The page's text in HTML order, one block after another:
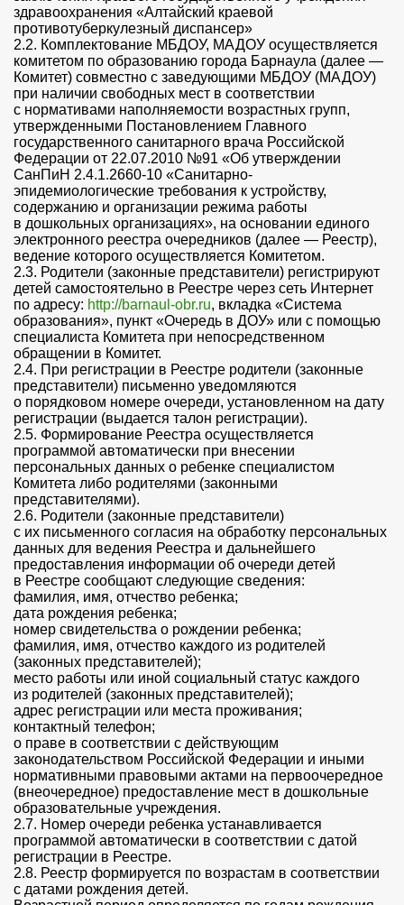
здравоохранения «Алтайский краевой
противотуберкулезный диспансер»
2.2. Комплектование МБДОУ, МАДОУ осуществляется
комитетом по образованию города Барнаула (далее —
Комитет) совместно с заведующими МБДОУ (МАДОУ)
при наличии свободных мест в соответствии
с нормативами наполняемости возрастных групп,
утвержденными Постановлением Главного
государственного санитарного врача Российской
Федерации от 22.07.2010 №91 «Об утверждении
СанПиН 2.4.1.2660-10 «Санитарно-
эпидемиологические требования к устройству,
содержанию и организации режима работы
в дошкольных организациях», на основании единого
электронного реестра очередников (далее — Реестр),
ведение которого осуществляется Комитетом.
2.3. Родители (законные представители) регистрируют
детей самостоятельно в Реестре через сеть Интернет
по адресу: http://barnaul-obr.ru, вкладка «Система
образования», пункт «Очередь в ДОУ» или с помощью
специалиста Комитета при непосредственном
обращении в Комитет.
2.4. При регистрации в Реестре родители (законные
представители) письменно уведомляются
о порядковом номере очереди, установленном на дату
регистрации (выдается талон регистрации).
2.5. Формирование Реестра осуществляется
программой автоматически при внесении
персональных данных о ребенке специалистом
Комитета либо родителями (законными
представителями).
2.6. Родители (законные представители)
с их письменного согласия на обработку персональных
данных для ведения Реестра и дальнейшего
предоставления информации об очереди детей
в Реестре сообщают следующие сведения:
фамилия, имя, отчество ребенка;
дата рождения ребенка;
номер свидетельства о рождении ребенка;
фамилия, имя, отчество каждого из родителей
(законных представителей);
место работы или иной социальный статус каждого
из родителей (законных представителей);
адрес регистрации или места проживания;
контактный телефон;
о праве в соответствии с действующим
законодательством Российской Федерации и иными
нормативными правовыми актами на первоочередное
(внеочередное) предоставление мест в дошкольные
образовательные учреждения.
2.7. Номер очереди ребенка устанавливается
программой автоматически в соответствии с датой
регистрации в Реестре.
2.8. Реестр формируется по возрастам в соответствии
с датами рождения детей.